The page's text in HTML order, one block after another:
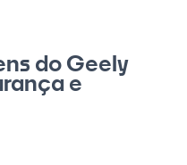
do Geely
e
que una conforto e